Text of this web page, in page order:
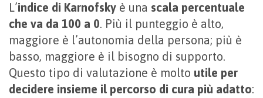
L’indice di Karnofsky è una scala percentuale
che va da 100 a 0. Più il punteggio è alto,
maggiore è l’autonomia della persona; più è
basso, maggiore è il bisogno di supporto.
Questo tipo di valutazione è molto utile per
decidere insieme il percorso di cura più adatto: